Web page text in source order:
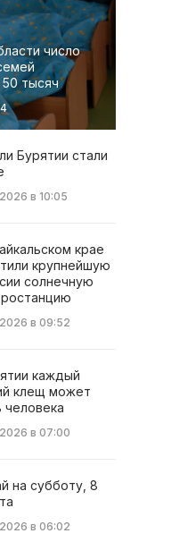
число
тысяч
Бурятии стали
в 10:05
крае
крупнейшую
солнечную
в 09:52
каждый
клещ может
человека
в 07:00
на субботу, 8
в 06:02